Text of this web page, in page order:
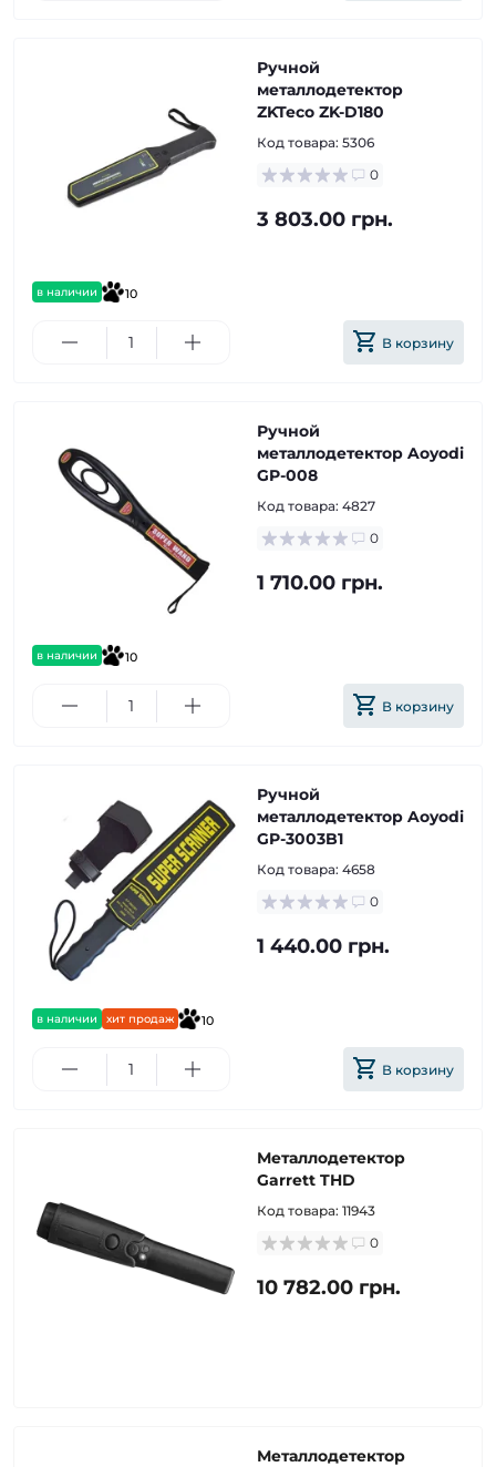
в наличии 10
Ручной
металлодетектор
ZKTeco ZK-D180
Код товара: 5306
0
3 803.00 грн.
В корзину
в наличии 10
Ручной
металлодетектор Aoyodi
GP-008
Код товара: 4827
0
1 710.00 грн.
В корзину
в наличии хит продаж 10
Ручной
металлодетектор Aoyodi
GP-3003B1
Код товара: 4658
0
1 440.00 грн.
В корзину
Металлодетектор
Garrett THD
Код товара: 11943
0
10 782.00 грн.
Металлодетектор